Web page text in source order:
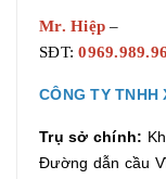
Mr. Hiệp –
SĐT:
CÔNG TY TNHH
Trụ sở chính:
Đường dẫn cầu